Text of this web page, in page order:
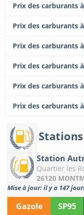
Prix des carburants
Prix des carburants
Prix des carburants
Prix des carburants
Prix des carburants
Prix des carburants
Station
Quartier les
26120
Mise à jour: il y a 147
Gazole SP95